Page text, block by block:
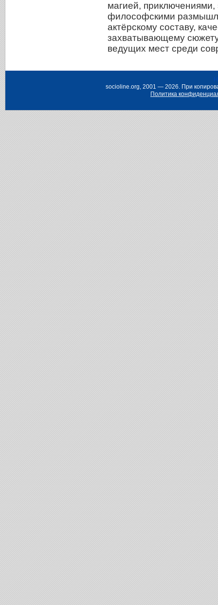
магией,
философскими
актёрскому составу,
захватывающему
ведущих мест среди
socioline.org, 2001 — 2026. При
Политика